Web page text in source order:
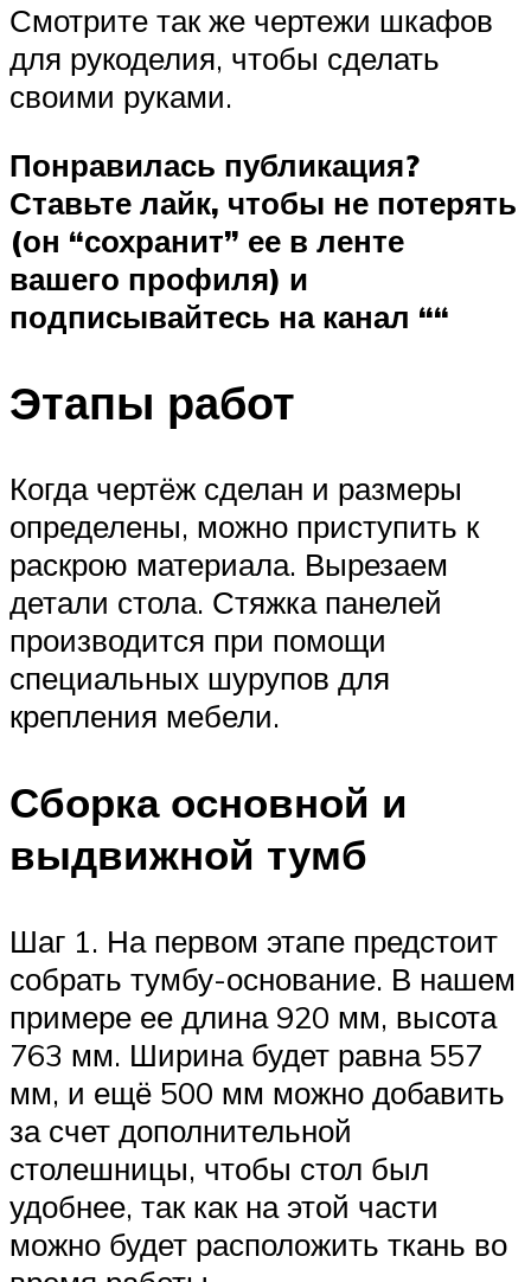
Смотрите так же чертежи шкафов
для рукоделия, чтобы сделать
своими руками.
Понравилась публикация?
Ставьте лайк, чтобы не потерять
(он “сохранит” ее в ленте
вашего профиля) и
подписывайтесь на канал ““
Этапы работ
Когда чертёж сделан и размеры
определены, можно приступить к
раскрою материала. Вырезаем
детали стола. Стяжка панелей
производится при помощи
специальных шурупов для
крепления мебели.
Сборка основной и
выдвижной тумб
Шаг 1. На первом этапе предстоит
собрать тумбу-основание. В нашем
примере ее длина 920 мм, высота
763 мм. Ширина будет равна 557
мм, и ещё 500 мм можно добавить
за счет дополнительной
столешницы, чтобы стол был
удобнее, так как на этой части
можно будет расположить ткань во